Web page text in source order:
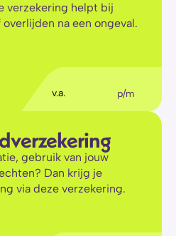
verzekering helpt bij
na een ongeval.
v.a.€ p/m
gebruik van jouw
Dan krijg je
via deze verzekering.